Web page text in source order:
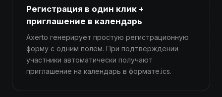
Регистрация в один клик +
приглашение в календарь
Axerto генерирует простую регистрационную
форму с одним полем. При подтверждении
участники автоматически получают
приглашение на календарь в формате.ics.